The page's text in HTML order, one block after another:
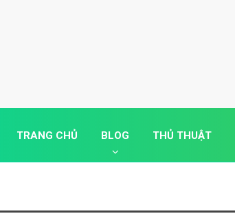
TRANG CHỦ BLOG THỦ THUẬT